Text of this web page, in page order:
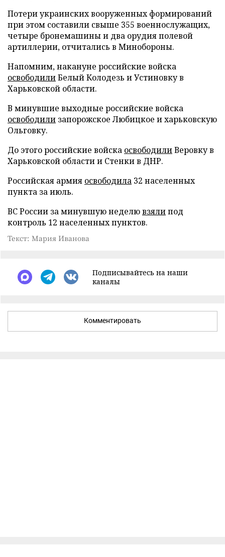
Потери украинских вооруженных формирований
при этом составили свыше 355 военнослужащих,
четыре бронемашины и два орудия полевой
артиллерии, отчитались в Минобороны.
Напомним, накануне российские войска
освободилиБелый Колодезь и Устиновку в
Харьковской области.
В минувшие выходные российские войска
освободили запорожское Любицкое и харьковскую
Ольговку.
До этого российские войска освободилиВеровку в
Харьковской области и Стенки в ДНР.
Российская армия освободила 32 населенных
пункта за июль.
ВС России за минувшую неделювзялипод
контроль 12 населенных пунктов.
Текст: Мария Иванова
Подписывайтесь на наши
каналы
Комментировать